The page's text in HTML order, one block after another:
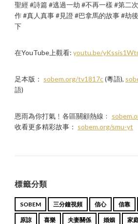
聖經 #詩篇 #逃過一劫 #不再一樣 #第二
作 #真人真事 #見證 #巴拿馬的故事 #劫
下
在YouTube上觀看: youtu.be/
足本版： sobem.org/tv1817c(粵語),
語)
恩雨為你打氣﹗各區關顧熱線﹕
收看更多精彩故事： sobem.org/smu-yt
標籤分類
SOBEM 三分鐘視頻 信心 信靠
原諒 喜樂 夫妻關係 婚姻 家